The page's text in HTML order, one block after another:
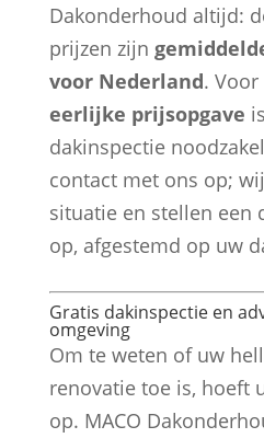
Dakonderhoud altijd:
prijzen zijn
voor Nederland. Voor
eerlijke prijsopgave
dakinspectie
contact met ons op;
situatie en stellen een
op, afgestemd op uw
Gratis dakinspectie en
omgeving
Om te weten of uw
renovatie toe is, hoeft
op. MACO